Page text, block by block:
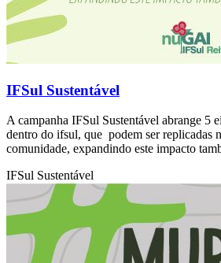
IFSul Sustentável
A campanha IFSul Sustentável abrange 5
dentro do ifsul, que podem ser replicadas
comunidade, expandindo este impacto
IFSul Sustentável